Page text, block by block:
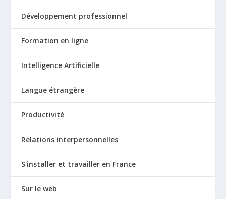
Développement professionnel
Formation en ligne
Intelligence Artificielle
Langue étrangère
Productivité
Relations interpersonnelles
S'installer et travailler en France
Sur le web